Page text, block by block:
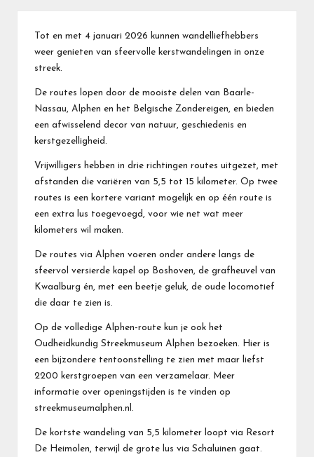
Tot en met 4 januari 2026 kunnen wandelliefhebbers
weer genieten van sfeervolle kerstwandelingen in onze
streek.
De routes lopen door de mooiste delen van Baarle-
Nassau, Alphen en het Belgische Zondereigen, en bieden
een afwisselend decor van natuur, geschiedenis en
kerstgezelligheid.
Vrijwilligers hebben in drie richtingen routes uitgezet, met
afstanden die variëren van 5,5 tot 15 kilometer. Op twee
routes is een kortere variant mogelijk en op één route is
een extra lus toegevoegd, voor wie net wat meer
kilometers wil maken.
De routes via Alphen voeren onder andere langs de
sfeervol versierde kapel op Boshoven, de grafheuvel van
Kwaalburg én, met een beetje geluk, de oude locomotief
die daar te zien is.
Op de volledige Alphen-route kun je ook het
Oudheidkundig Streekmuseum Alphen bezoeken. Hier is
een bijzondere tentoonstelling te zien met maar liefst
2200 kerstgroepen van een verzamelaar. Meer
informatie over openingstijden is te vinden op
streekmuseumalphen.nl .
De kortste wandeling van 5,5 kilometer loopt via Resort
De Heimolen, terwijl de grote lus via Schaluinen gaat.